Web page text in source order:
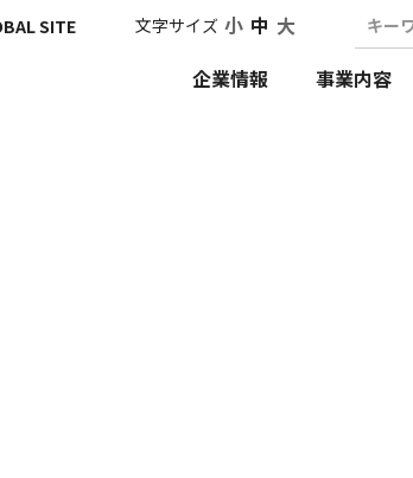
SITE 文字サイズ 小 中 大 キー
企業情報 事業内容